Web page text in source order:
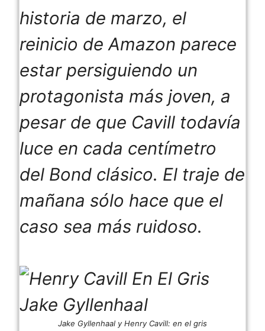
historia de marzo, el
reinicio de Amazon parece
estar persiguiendo un
protagonista más joven, a
pesar de que Cavill todavía
luce en cada centímetro
del Bond clásico. El traje de
mañana sólo hace que el
caso sea más ruidoso.
Jake Gyllenhaal y Henry Cavill: en el gris